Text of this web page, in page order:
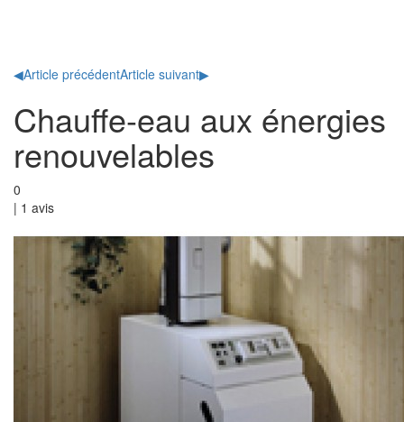
◀Article précédentArticle suivant▶
Chauffe-eau aux énergies
renouvelables
0
| 1 avis